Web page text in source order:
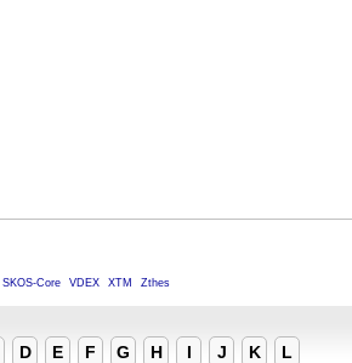
SKOS-Core VDEX XTM Zthes
D E F G H I J K L